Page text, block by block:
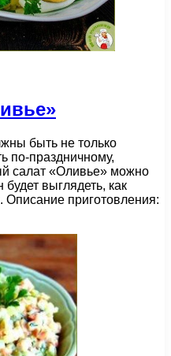
быть не только
по-праздничному,
салат «Оливье» можно
будет выглядеть, как
Описание приготовления: